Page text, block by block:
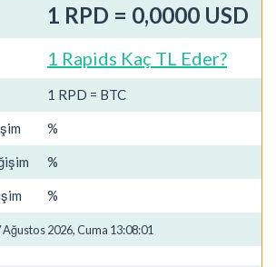
1 RPD = 0,0000 USD
1 Rapids Kaç TL Eder?
1 RPD = BTC
%
%
%
2026, Cuma 13:08:01